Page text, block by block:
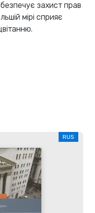
захист прав
мірі сприяє
RUS